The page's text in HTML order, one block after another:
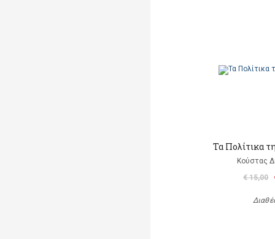
Τα Πολίτικα
Κούστας
€ 15,00